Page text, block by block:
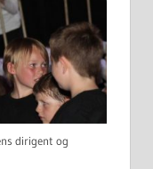
dirigent og